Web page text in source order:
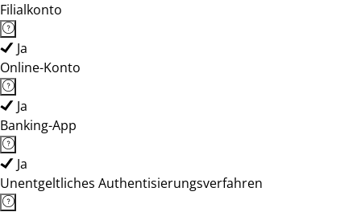
Filialkonto
Ja
Online-Konto
Ja
Banking-App
Ja
Unentgeltliches Authentisierungsverfahren